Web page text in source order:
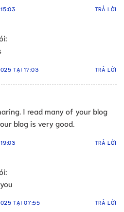
TRẢ LỜI
TẠI 17:03 TRẢ LỜI
I read many of your blog
blog is very good.
TRẢ LỜI
TẠI 07:55 TRẢ LỜI